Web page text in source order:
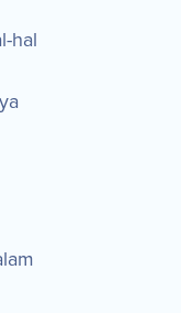
hal